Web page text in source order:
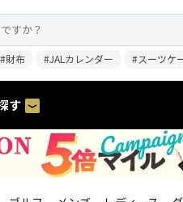
#財布 #JALカレンダー #スーツケ
す